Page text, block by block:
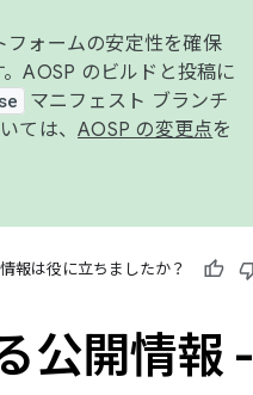
ォームの安定性を確保
AOSP のビルドと投稿に
マニフェスト ブランチ
ては、 AOSP の変更点を
報は役に立ちましたか？
公開情報 -